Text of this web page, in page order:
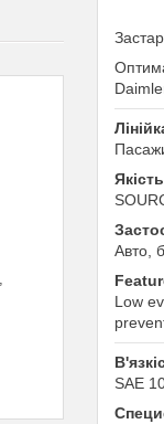
Авто,
Low
SAE